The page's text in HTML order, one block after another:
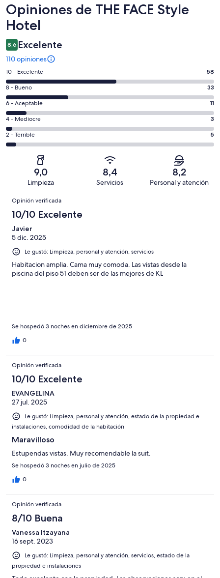
Opiniones
Opiniones de THE FACE Style
Hotel
8,6 Excelente
110 opiniones
Evaluación:
10
-
Excelente.
58
de
110
opiniones
10 - Excelente 58
Evaluación:
8
-
Bueno.
33
de
opiniones
8 - Bueno 33
Evaluación:
6
-
Aceptable.
11
opiniones
6 - Aceptable 11
Evaluación:
4
-
4 - Mediocre 3
Evaluación:
2
110
2 - Terrible 5
9,0
Limpieza
8,4
Servicios
8,2
Personal y atención
Opiniones
Opinión verificada
10/10 Excelente
Javier
5 dic. 2025
Le gustó: Limpieza, personal y atención, servicios
Habitacion amplia. Cama muy comoda. Las vistas desde la
piscina del piso 51 deben ser de las mejores de KL
Se hospedó 3 noches en diciembre de 2025
0
Opinión verificada
10/10 Excelente
EVANGELINA
27 jul. 2025
Le gustó: Limpieza, personal y atención, estado de la propiedad e
instalaciones, comodidad de la habitación
Maravilloso
Estupendas vistas. Muy recomendable la suit.
Se hospedó 3 noches en julio de 2025
0
Opinión verificada
8/10 Buena
Vanessa Itzayana
16 sept. 2023
Le gustó: Limpieza, personal y atención, servicios, estado de la
propiedad e instalaciones